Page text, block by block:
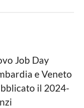
Job Day
e Veneto
il 2024-